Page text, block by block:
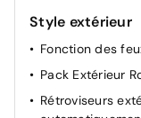
Style extérieur
Fonction des
Pack Extérieur
Rétroviseurs